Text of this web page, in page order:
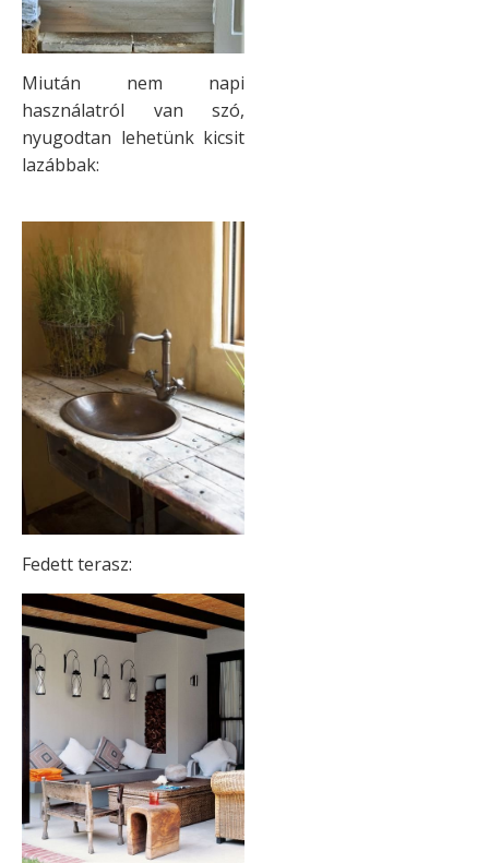
Miután nem napi
használatról van szó,
nyugodtan lehetünk kicsit
lazábbak:
Fedett terasz: